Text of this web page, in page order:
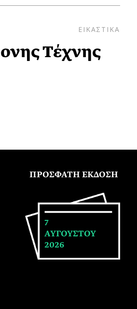
ΕΙΚΑΣΤΙΚΑ
Τέχνης
ΠΡΟΣΦΑΤΗ ΕΚΔΟΣΗ
7
ΑΥΓΟΥΣΤΟΥ
2026